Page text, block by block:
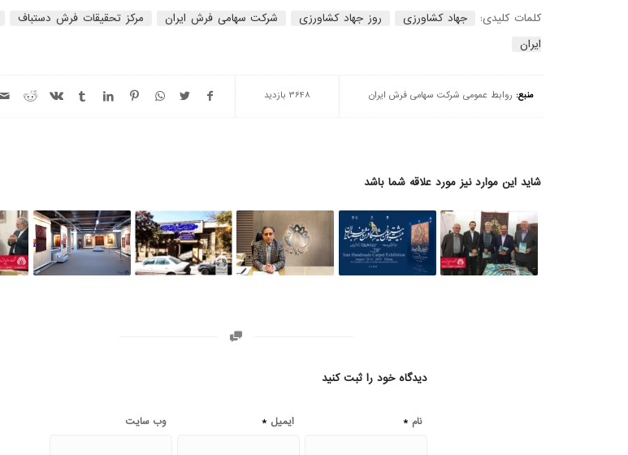
کلمات کلیدی: جهاد کشاورزی روز جهاد کشاورزی شرکت سهامی فرش ایران مرکز تحقیقات فرش دستباف
ایران
منبع: روابط عمومی شرکت سهامی فرش ایران 3648 بازدید
شاید این موارد نیز مورد علاقه شما باشد
دیدگاه خود را ثبت کنید
نام * ایمیل * وب‌ سایت